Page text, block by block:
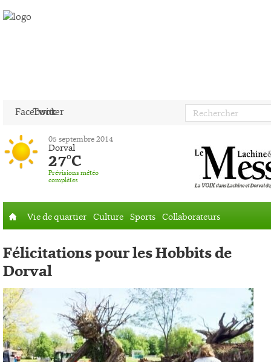
Facebook
Twitter
05 septembre 2014
Dorval
27°C
Prévisions météo
complètes
Vie de quartier Culture Sports Collaborateurs
Félicitations pour les Hobbits de
Dorval